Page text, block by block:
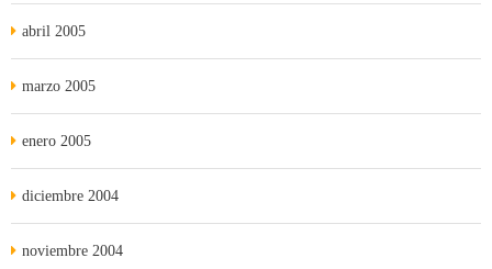
abril 2005
marzo 2005
enero 2005
diciembre 2004
noviembre 2004